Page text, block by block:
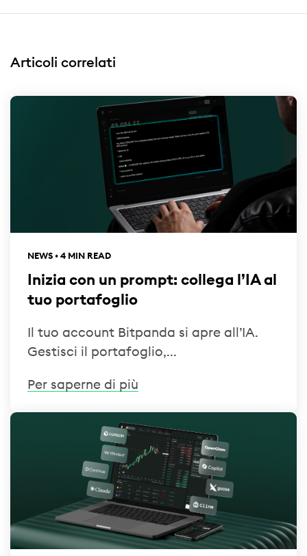
Articoli correlati
NEWS • 4 MIN READ
Inizia con un prompt: collega l’IA al
tuo portafoglio
Il tuo account Bitpanda si apre all’IA.
Gestisci il portafoglio,...
Per saperne di più